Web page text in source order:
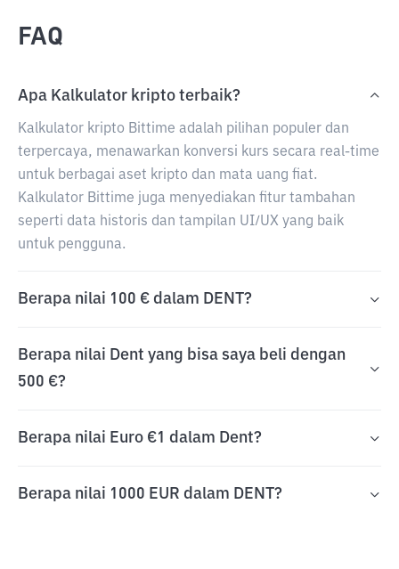
FAQ
Apa Kalkulator kripto terbaik?
Kalkulator kripto Bittime adalah pilihan populer dan
terpercaya, menawarkan konversi kurs secara real-time
untuk berbagai aset kripto dan mata uang fiat.
Kalkulator Bittime juga menyediakan fitur tambahan
seperti data historis dan tampilan UI/UX yang baik
untuk pengguna.
Berapa nilai 100 € dalam DENT?
Berapa nilai Dent yang bisa saya beli dengan
500 €?
Berapa nilai Euro €1 dalam Dent?
Berapa nilai 1000 EUR dalam DENT?